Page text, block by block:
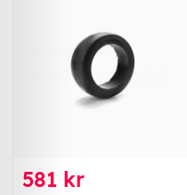
581 kr